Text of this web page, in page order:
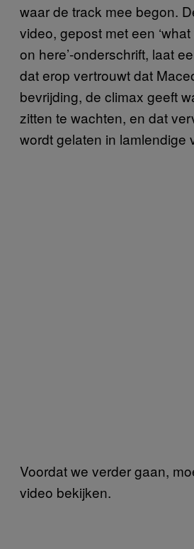
waar de track mee begon.
video, gepost met een
on here’-onderschrift, laat
dat erop vertrouwt dat
bevrijding, de climax geeft
zitten te wachten, en dat
wordt gelaten in lamlendige
Voordat we verder gaan,
video bekijken.